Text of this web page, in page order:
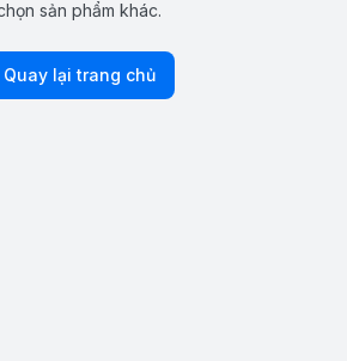
sản phẩm khác.
Quay lại trang chủ